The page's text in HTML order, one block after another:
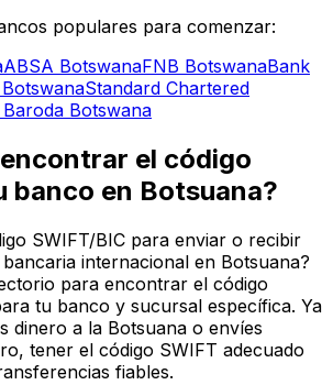
populares para comenzar:
ABSA BotswanaFNB BotswanaBank
Standard Chartered
Botswana
el código
banco en Botsuana?
SWIFT/BIC para enviar o recibir
internacional en Botsuana?
para encontrar el código
tu banco y sucursal específica. Ya
dinero a la Botsuana o envíes
tener el código SWIFT adecuado
fiables.